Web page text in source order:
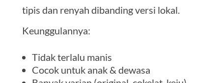
tipis dan renyah dibanding versi lokal.
Keunggulannya:
Tidak terlalu manis
Cocok untuk anak & dewasa